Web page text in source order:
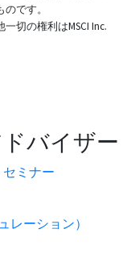
です。
切の権利はMSCI Inc.
バイザー
ミナー
レーション）